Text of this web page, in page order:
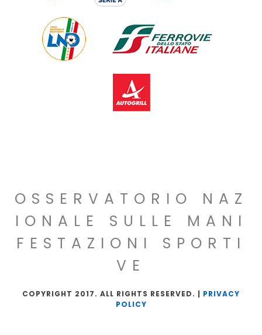
OSSERVATORIO NAZ
IONALE SULLE MANI
FESTAZIONI SPORTI
VE
COPYRIGHT 2017. ALL RIGHTS RESERVED. | PRIVACY
POLICY